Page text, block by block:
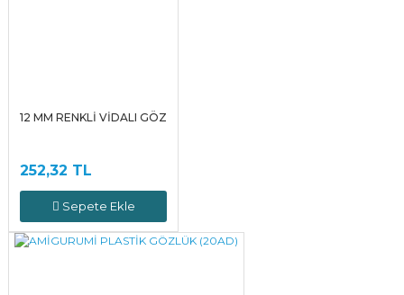
12 MM RENKLİ VİDALI GÖZ
252,32 TL
Sepete Ekle